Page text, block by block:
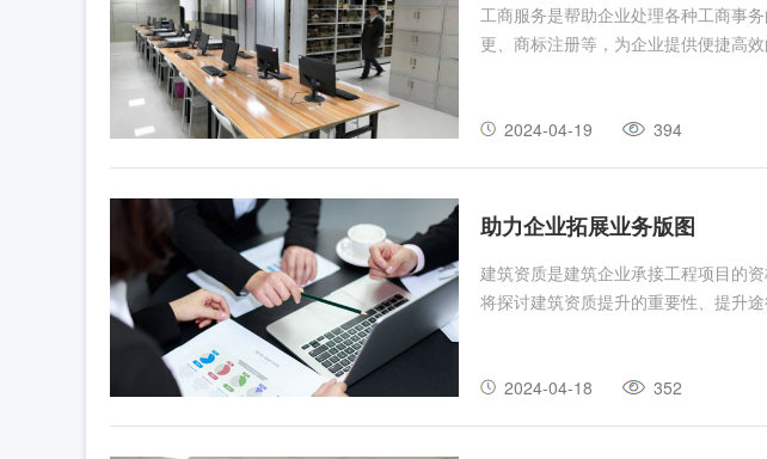
工商服务是帮助企业处理各种工商事
更、商标注册等，为企业提供便捷高效
2024-04-19 394
助力企业拓展业务版图
建筑资质是建筑企业承接工程项目的
将探讨建筑资质提升的重要性、提升途
2024-04-18 352